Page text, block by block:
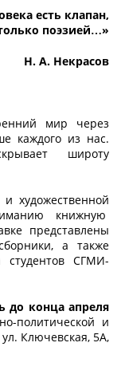
есть клапан,
поэзией…»
Н. А. Некрасов
мир через
каждого из нас.
широту
художественной
книжную
представлены
а также
студентов СГМИ-
до конца апреля
политической и
Ключевская, 5А,